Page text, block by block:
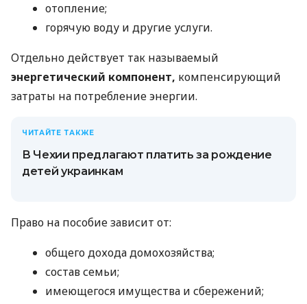
отопление;
горячую воду и другие услуги.
Отдельно действует так называемый
энергетический компонент, компенсирующий
затраты на потребление энергии.
ЧИТАЙТЕ ТАКЖЕ
В Чехии предлагают платить за рождение
детей украинкам
Право на пособие зависит от:
общего дохода домохозяйства;
состав семьи;
имеющегося имущества и сбережений;